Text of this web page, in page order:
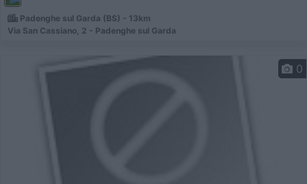
Padenghe sul Garda (BS) - 13km
Via San Cassiano, 2 - Padenghe sul Garda
0